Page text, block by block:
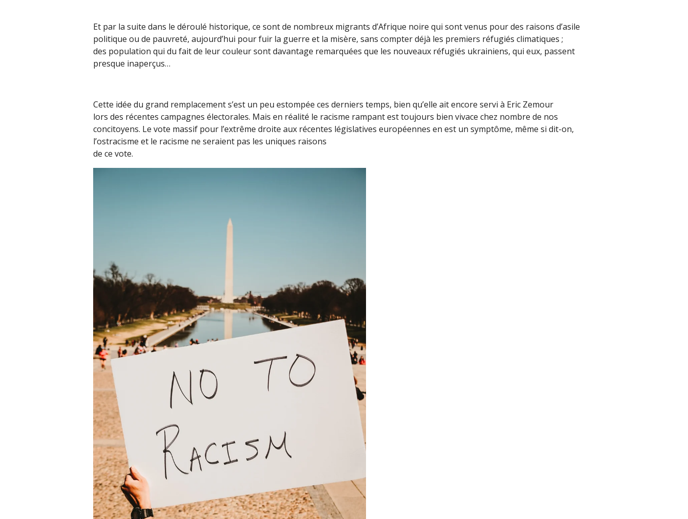
Et par la suite dans le déroulé historique, ce sont de nombreux migrants d’Afrique noire qui sont venus pour des raisons d’asile
politique ou de pauvreté, aujourd’hui pour fuir la guerre et la misère, sans compter déjà les premiers réfugiés climatiques ;
des population qui du fait de leur couleur sont davantage remarquées que les nouveaux réfugiés ukrainiens, qui eux, passent
presque inaperçus…
Cette idée du grand remplacement s’est un peu estompée ces derniers temps, bien qu’elle ait encore servi à Eric Zemour
lors des récentes campagnes électorales. Mais en réalité le racisme rampant est toujours bien vivace chez nombre de nos
concitoyens. Le vote massif pour l’extrême droite aux récentes législatives européennes en est un symptôme, même si dit-on,
l’ostracisme et le racisme ne seraient pas les uniques raisons
de ce vote.